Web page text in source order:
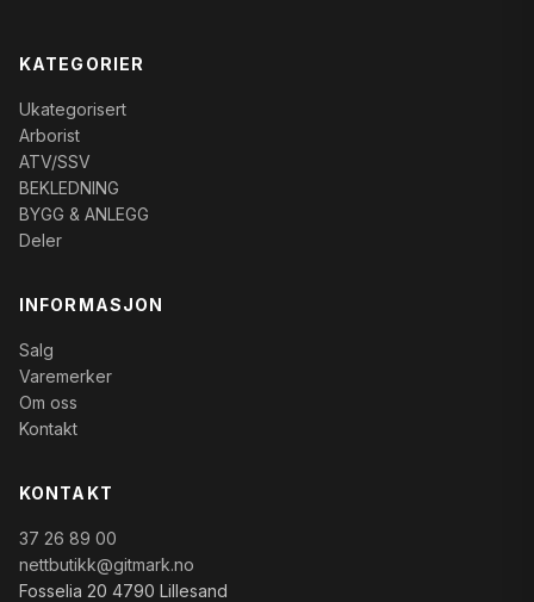
KATEGORIER
Ukategorisert
Arborist
ATV/SSV
BEKLEDNING
BYGG & ANLEGG
Deler
INFORMASJON
Salg
Varemerker
Om oss
Kontakt
KONTAKT
37 26 89 00
nettbutikk@gitmark.no
Fosselia 20 4790 Lillesand